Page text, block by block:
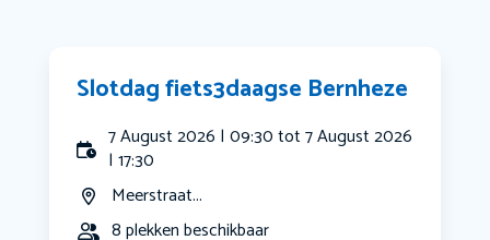
Slotdag fiets3daagse Bernheze
7 August 2026 | 09:30 tot 7 August 2026
| 17:30
Meerstraat...
8 plekken beschikbaar